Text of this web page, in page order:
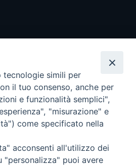
- Tutti i diritti riservati - Vita
simili per
il tuo consenso, anche per
e funzionalità semplici",
"misurazione" e
come specificato nella
acconsenti all'utilizzo dei
"personalizza" puoi avere